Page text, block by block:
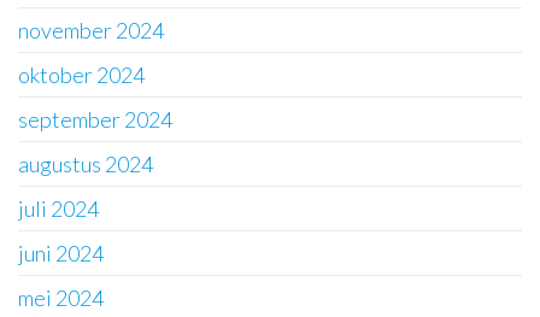
november 2024
oktober 2024
september 2024
augustus 2024
juli 2024
juni 2024
mei 2024